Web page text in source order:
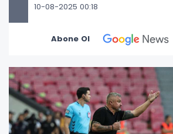
10-08-2025 00:18
Abone Ol